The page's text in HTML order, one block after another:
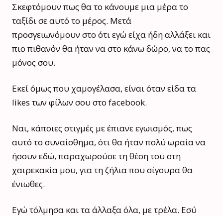
Σκεφτόμουν πως θα το κάνουμε μια μέρα το
ταξίδι σε αυτό το μέρος. Μετά
προσγειωνόμουν στο ότι εγώ είχα ήδη αλλάξει και
πιο πιθανόν θα ήταν να στο κάνω δώρο, να το πας
μόνος σου.
Εκεί όμως που χαμογέλασα, είναι όταν είδα τα
likes των φίλων σου στο facebook.
Ναι, κάποιες στιγμές με έπιανε εγωισμός, πως
αυτό το συναίσθημα, ότι θα ήταν πολύ ωραία να
ήσουν εδώ, παραχωρούσε τη θέση του στη
χαιρεκακία μου, για τη ζήλια που σίγουρα θα
ένιωθες.
Εγώ τόλμησα και τα άλλαξα όλα, με τρέλα. Εσύ